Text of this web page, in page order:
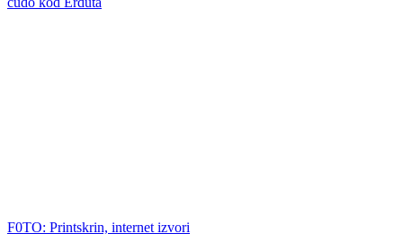
F0TO: Printskrin, internet izvori